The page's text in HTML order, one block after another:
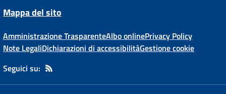
Mappa del sito
Amministrazione TrasparenteAlbo onlinePrivacy Policy
Note LegaliDichiarazioni di accessibilitàGestione cookie
Seguici su: